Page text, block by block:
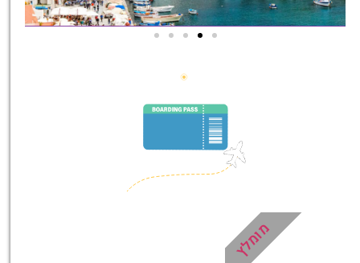
הדרכה מקצועית ואינפורמטיבית
במיוחד עבורכם!
לחצו פה!
מומלץ